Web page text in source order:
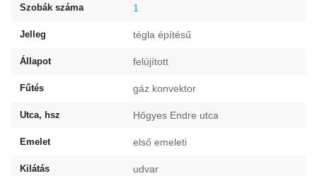
Szobák száma 1
Jelleg tégla építésű
Állapot felújított
Fűtés gáz konvektor
Utca, hsz Hőgyes Endre utca
Emelet első emeleti
Kilátás udvar